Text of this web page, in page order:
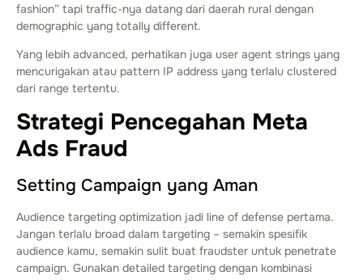
fashion” tapi traffic-nya datang dari daerah rural dengan
demographic yang totally different.
Yang lebih advanced, perhatikan juga user agent strings yang
mencurigakan atau pattern IP address yang terlalu clustered
dari range tertentu.
Strategi Pencegahan Meta
Ads Fraud
Setting Campaign yang Aman
Audience targeting optimization jadi line of defense pertama.
Jangan terlalu broad dalam targeting – semakin spesifik
audience kamu, semakin sulit buat fraudster untuk penetrate
campaign. Gunakan detailed targeting dengan kombinasi